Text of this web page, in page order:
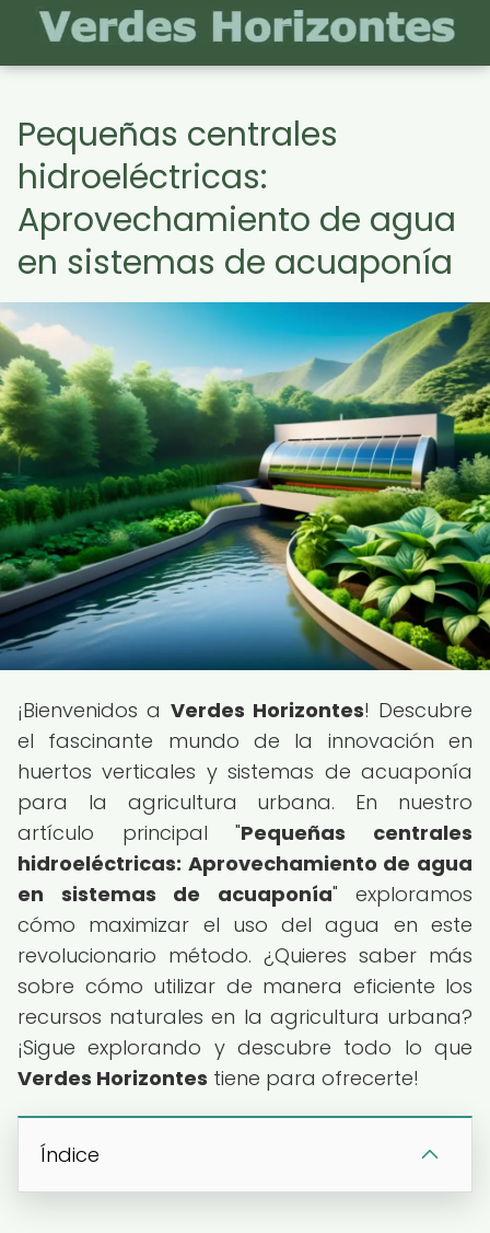
Pequeñas centrales
hidroeléctricas:
Aprovechamiento de agua
en sistemas de acuaponía
¡Bienvenidos a Verdes Horizontes! Descubre
el fascinante mundo de la innovación en
huertos verticales y sistemas de acuaponía
para la agricultura urbana. En nuestro
artículo principal "Pequeñas centrales
hidroeléctricas: Aprovechamiento de agua
en sistemas de acuaponía" exploramos
cómo maximizar el uso del agua en este
revolucionario método. ¿Quieres saber más
sobre cómo utilizar de manera eficiente los
recursos naturales en la agricultura urbana?
¡Sigue explorando y descubre todo lo que
Verdes Horizontes tiene para ofrecerte!
Índice